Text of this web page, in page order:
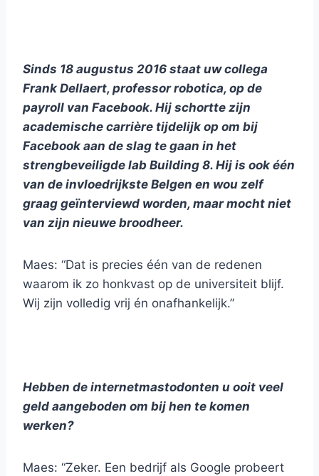
Sinds 18 augustus 2016 staat uw collega
Frank Dellaert, professor robotica, op de
payroll van Facebook. Hij schortte zijn
academische carrière tijdelijk op om bij
Facebook aan de slag te gaan in het
strengbeveiligde lab Building 8. Hij is ook één
van de invloedrijkste Belgen en wou zelf
graag geïnterviewd worden, maar mocht niet
van zijn nieuwe broodheer.
Maes: “Dat is precies één van de redenen
waarom ik zo honkvast op de universiteit blijf.
Wij zijn volledig vrij én onafhankelijk.”
Hebben de internetmastodonten u ooit veel
geld aangeboden om bij hen te komen
werken?
Maes: “Zeker. Een bedrijf als Google probeert